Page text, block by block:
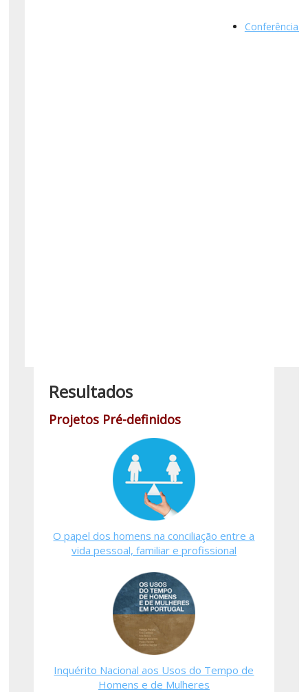
Conferência
Resultados
Projetos Pré-definidos
O papel dos homens na conciliação entre a
vida pessoal, familiar e profissional
Inquérito Nacional aos Usos do Tempo de
Homens e de Mulheres